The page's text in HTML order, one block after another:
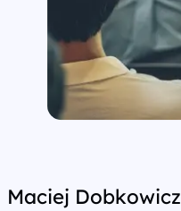
Maciej Dobkowicz